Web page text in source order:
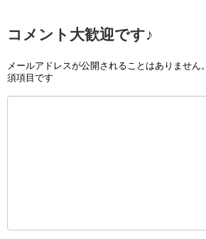
コメント大歓迎です♪
メールアドレスが公開されることはありません。
須項目です